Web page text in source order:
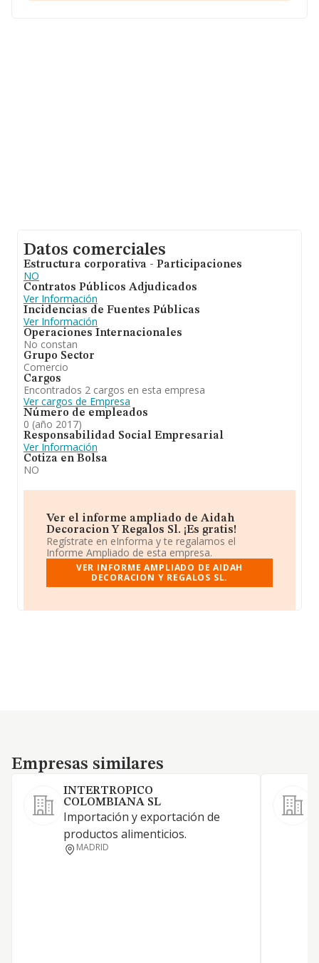
Datos comerciales
Estructura corporativa - Participaciones
NO
Contratos Públicos Adjudicados
Ver Información
Incidencias de Fuentes Públicas
Ver Información
Operaciones Internacionales
No constan
Grupo Sector
Comercio
Cargos
Encontrados 2 cargos en esta empresa
Ver cargos de Empresa
Número de empleados
0 (año 2017)
Responsabilidad Social Empresarial
Ver Información
Cotiza en Bolsa
NO
Ver el informe ampliado de Aidah
Decoracion Y Regalos Sl. ¡Es gratis!
Regístrate en eInforma y te regalamos el
Informe Ampliado de esta empresa.
VER INFORME AMPLIADO DE AIDAH
DECORACION Y REGALOS SL.
Empresas similares
Empresas similares
INTERTROPICO
COLOMBIANA SL
Importación y exportación de
productos alimenticios.
MADRID